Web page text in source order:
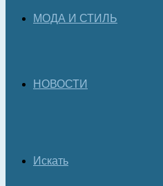
МОДА И СТИЛЬ
НОВОСТИ
Искать